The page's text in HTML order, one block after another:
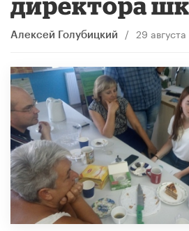
Алексей Голубицкий / 29